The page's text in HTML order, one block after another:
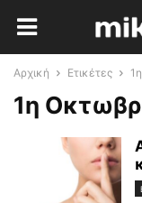
Αρχική Ετικέτες
1η